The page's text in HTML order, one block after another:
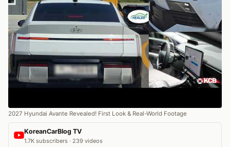
2027 Hyundai Avante Revealed! First Look & Real-World Footage
KoreanCarBlog TV
1.7K subscribers · 239 videos